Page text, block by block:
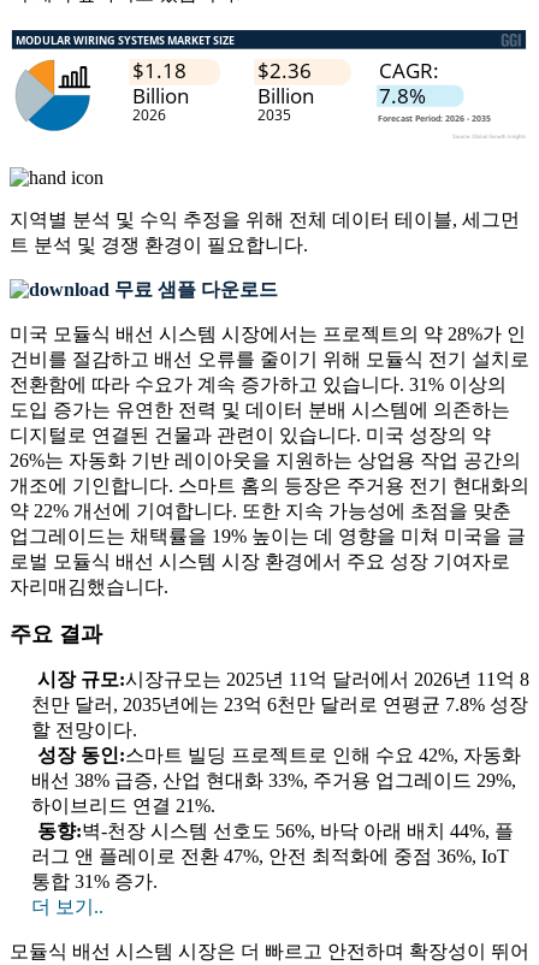
지역별 분석 및 수익 추정을 위해 전체 데이터 테이블, 세그먼
트 분석 및 경쟁 환경이 필요합니다.
무료 샘플 다운로드
미국 모듈식 배선 시스템 시장에서는 프로젝트의 약 28%가 인
건비를 절감하고 배선 오류를 줄이기 위해 모듈식 전기 설치로
전환함에 따라 수요가 계속 증가하고 있습니다. 31% 이상의
도입 증가는 유연한 전력 및 데이터 분배 시스템에 의존하는
디지털로 연결된 건물과 관련이 있습니다. 미국 성장의 약
26%는 자동화 기반 레이아웃을 지원하는 상업용 작업 공간의
개조에 기인합니다. 스마트 홈의 등장은 주거용 전기 현대화의
약 22% 개선에 기여합니다. 또한 지속 가능성에 초점을 맞춘
업그레이드는 채택률을 19% 높이는 데 영향을 미쳐 미국을 글
로벌 모듈식 배선 시스템 시장 환경에서 주요 성장 기여자로
자리매김했습니다.
주요 결과
시장 규모:시장규모는 2025년 11억 달러에서 2026년 11억 8
천만 달러, 2035년에는 23억 6천만 달러로 연평균 7.8% 성장
할 전망이다.
성장 동인:스마트 빌딩 프로젝트로 인해 수요 42%, 자동화
배선 38% 급증, 산업 현대화 33%, 주거용 업그레이드 29%,
하이브리드 연결 21%.
동향:벽-천장 시스템 선호도 56%, 바닥 아래 배치 44%, 플
러그 앤 플레이로 전환 47%, 안전 최적화에 중점 36%, IoT
통합 31% 증가.
더 보기..
모듈식 배선 시스템 시장은 더 빠르고 안전하며 확장성이 뛰어